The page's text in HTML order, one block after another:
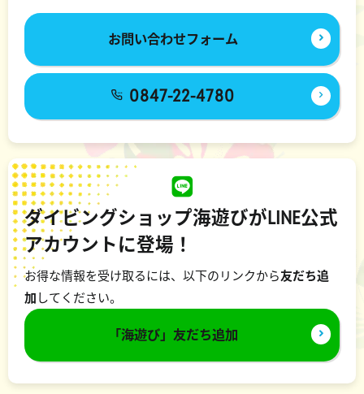
お問い合わせフォーム
0847-22-4780
ダイビングショップ海遊びがLINE公式
アカウントに登場！
お得な情報を受け取るには、以下のリンクから友だち追
加 してください。
「海遊び」友だち追加